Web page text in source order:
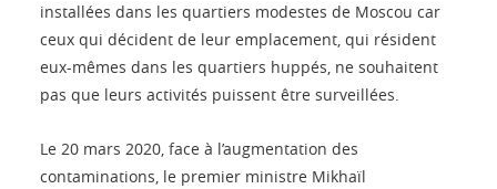
installées dans les quartiers modestes de Moscou car
ceux qui décident de leur emplacement, qui résident
eux-mêmes dans les quartiers huppés, ne souhaitent
pas que leurs activités puissent être surveillées.
Le 20 mars 2020, face à l’augmentation des
contaminations, le premier ministre Mikhaïl